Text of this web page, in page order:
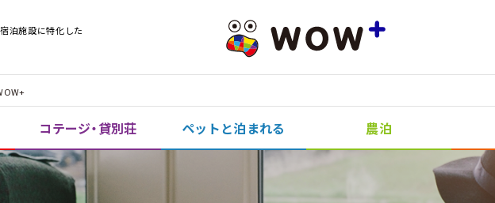
泊施設に特化した
コテージ・貸別荘 ペットと泊まれる 農泊